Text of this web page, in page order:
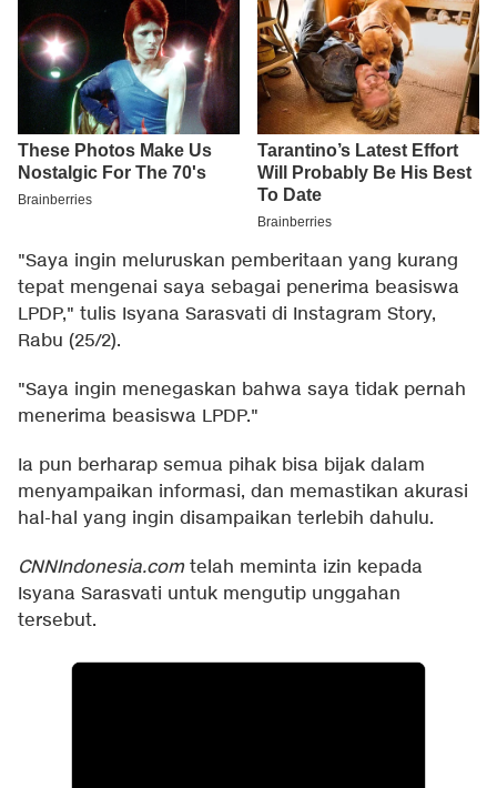
"Saya ingin meluruskan pemberitaan yang kurang
tepat mengenai saya sebagai penerima beasiswa
LPDP," tulis Isyana Sarasvati di Instagram Story,
Rabu (25/2).
"Saya ingin menegaskan bahwa saya tidak pernah
menerima beasiswa LPDP."
Ia pun berharap semua pihak bisa bijak dalam
menyampaikan informasi, dan memastikan akurasi
hal-hal yang ingin disampaikan terlebih dahulu.
CNNIndonesia.comtelah meminta izin kepada
Isyana Sarasvati untuk mengutip unggahan
tersebut.